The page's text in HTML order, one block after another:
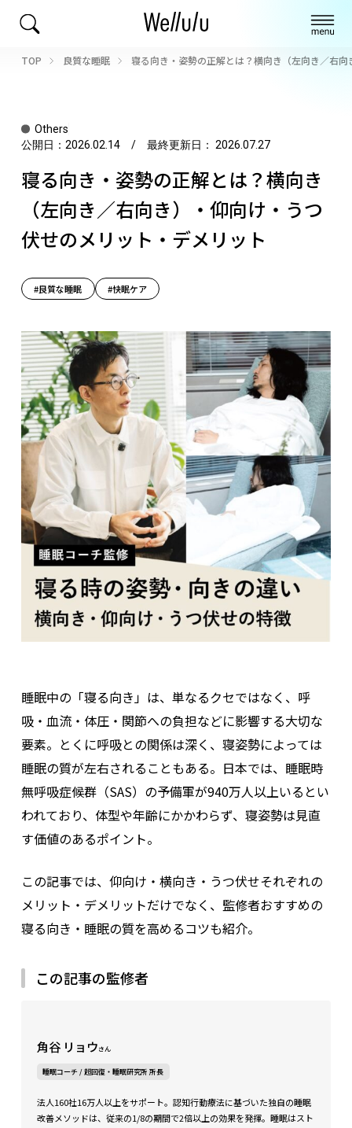
TOP 良質な睡眠 寝る向き・姿勢の正解とは？横向き（左向き／右
Others
公開日： 2026.02.14/ 最終更新日： 2026.07.27
寝る向き・姿勢の正解とは？横向き
（左向き／右向き）・仰向け・うつ
伏せのメリット・デメリット
#良質な睡眠 #快眠ケア
睡眠中の「寝る向き」は、単なるクセではなく、呼
吸・血流・体圧・関節への負担などに影響する大切な
要素。とくに呼吸との関係は深く、寝姿勢によっては
睡眠の質が左右されることもある。日本では、睡眠時
無呼吸症候群（SAS）の予備軍が940万人以上いるとい
われており、体型や年齢にかかわらず、寝姿勢は見直
す価値のあるポイント。
この記事では、仰向け・横向き・うつ伏せそれぞれの
メリット・デメリットだけでなく、監修者おすすめの
寝る向き・睡眠の質を高めるコツも紹介。
この記事の監修者
角谷 リョウさん
睡眠コーチ / 超回復・睡眠研究所 所長
法人160社16万人以上をサポート。認知行動療法に基づいた独自の睡眠
改善メソッドは、従来の1/8の期間で2倍以上の効果を発揮。睡眠はスト